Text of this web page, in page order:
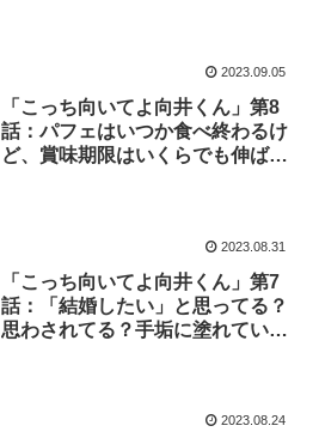
2023.09.05
「こっち向いてよ向井くん」第8
話：パフェはいつか食べ終わるけ
ど、賞味期限はいくらでも伸ばせ
2023.08.31
「こっち向いてよ向井くん」第7
話：「結婚したい」と思ってる？
思わされてる？手垢に塗れていな
2023.08.24